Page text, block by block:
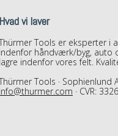
Hvad vi laver
Tools er eksperter i
indenfor håndværk/byg, auto
lagre indenfor vores felt.
Tools · Sophienlund
info@thurmer.com · CVR: